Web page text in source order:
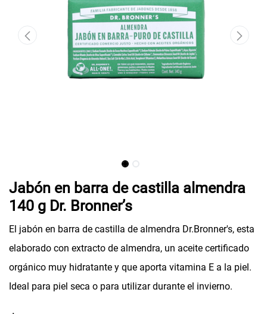
Jabón en barra de castilla almendra
140 g Dr. Bronner’s
El jabón en barra de castilla de almendra Dr.Bronner's, esta
elaborado con extracto de almendra, un aceite certificado
orgánico muy hidratante y que aporta vitamina E a la piel.
Ideal para piel seca o para utilizar durante el invierno.